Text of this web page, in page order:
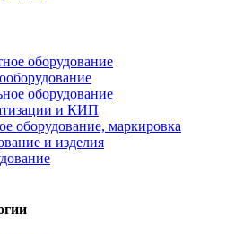
оборудование
оборудование
и КИП
оборудование, маркировка
и изделия